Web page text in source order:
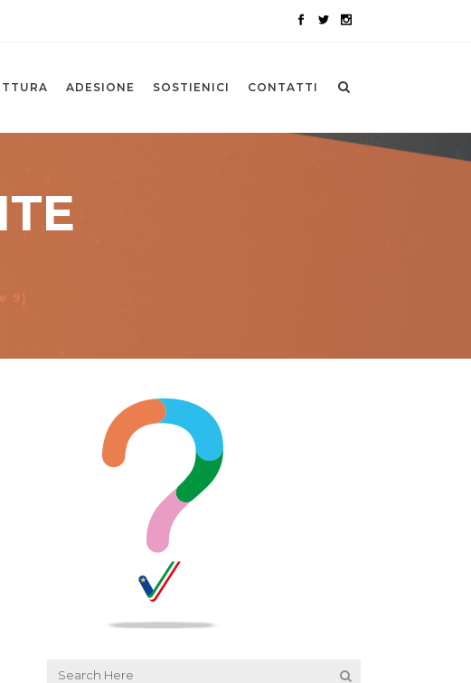
ADESIONE SOSTIENICI CONTATTI
9)